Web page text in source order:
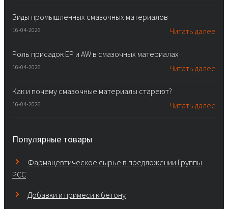
Виды промышленных смазочных материалов
16-04-2026 Читать далее
Роль присадок EP и AW в смазочных материалах
16-04-2026 Читать далее
Как и почему смазочные материалы стареют?
16-04-2026 Читать далее
Популярные товары
Фармацевтическое сырье в предложении Группы
PCC
Добавки и примеси к бетону